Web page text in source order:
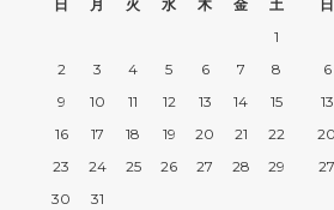
日
月 火 水 木 金
土
1
2
3 4 5 6 7
8
9
10 11 12 13 14
15
16
17 18 19 20 21
22
23
24 25 26 27 28
29
30
31
日
6
13
20
27